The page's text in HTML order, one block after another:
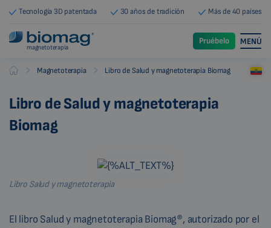
Tecnología 3D patentada 30 años de tradición Más de 40 países
magnetoterapia
Pruébelo MENÚ
Biomag Magnetoterapia Libro de Salud y magnetoterapia Biomag
Libro de Salud y magnetoterapia
Biomag
Libro Salud y magnetoterapia
El libro Salud y magnetoterapia Biomag®, autorizado por el